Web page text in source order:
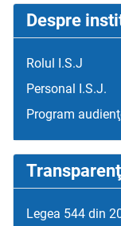
Despre
Rolul I.S.J
Personal I.S.J.
Program
Legea 544 din